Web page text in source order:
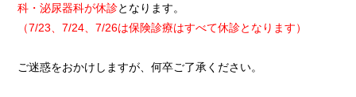
科・泌尿器科が休診となります。
（7/23、7/24、7/26は保険診療はすべて休診となります）
ご迷惑をおかけしますが、何卒ご了承ください。